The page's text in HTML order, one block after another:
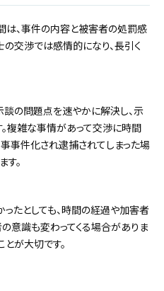
、事件の内容と被害者の処罰感
交渉では感情的になり、長引く
談の問題点を速やかに解決し、示
複雑な事情があって交渉に時間
事件化され逮捕されてしまった場
。
たとしても、時間の経過や加害者
意識も変わってくる場合がありま
が大切です。